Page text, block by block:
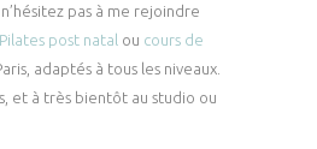
pas à me rejoindre
post natal ou cours de
adaptés à tous les niveaux.
et à très bientôt au studio ou